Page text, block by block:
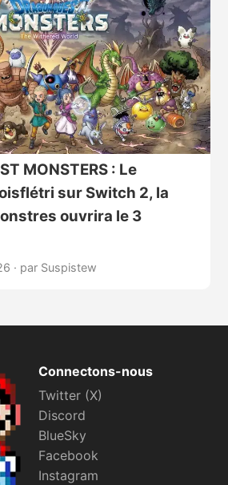
MONSTERS : Le
sur Switch 2, la
ouvrira le 3
· par Suspistew
Connectons-nous
Twitter (X)
Discord
BlueSky
Facebook
Instagram